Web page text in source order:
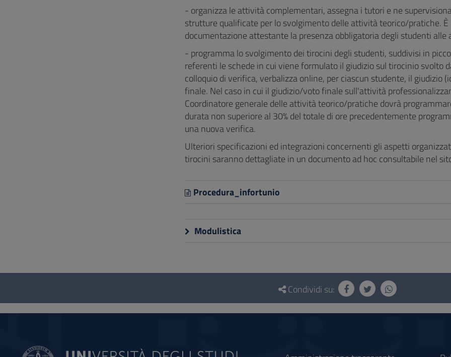
- organizza le attività complementari, assegna i tutori e ne
strutture qualificate per lo svolgimento delle attività teorico/pratiche.
documentazione attestante la presenza obbligatoria degli studenti
- programma lo svolgimento dei tirocini degli studenti, suddivisi in
referenti le schede in cui viene formulato il giudizio sul tirocinio svolto
colloquio di verifica, verbalizza online, per ciascun studente, il giudizio
finale. Nel caso in cui il giudizio/voto finale sull'attività
Coordinatore generale delle attività teorico/pratiche dovrà
durata non superiore al 30% del totale di ore precedentemente
una nuova verifica.
Ulteriori specificazioni ed integrazioni concernenti gli aspetti
tirocini saranno dettagliate in un documento ad hoc consultabile nel
Procedura_infortunio
Modulistica
Questionario
social
Condividi su: